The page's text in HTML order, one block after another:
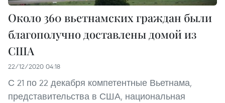
Около 360 вьетнамских граждан были
благополучно доставлены домой из
США
22/12/2020 04:18
С 21 по 22 декабря компетентные Вьетнама,
представительства в США, национальная